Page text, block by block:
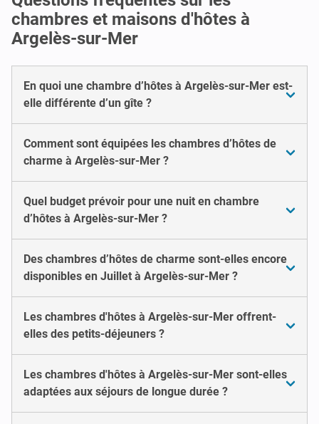
chambres et maisons d'hôtes à
Argelès-sur-Mer
En quoi une chambre d’hôtes à Argelès-sur-Mer est-
elle différente d’un gîte ?
Comment sont équipées les chambres d’hôtes de
charme à Argelès-sur-Mer ?
Quel budget prévoir pour une nuit en chambre
d’hôtes à Argelès-sur-Mer ?
Des chambres d’hôtes de charme sont-elles encore
disponibles en Juillet à Argelès-sur-Mer ?
Les chambres d'hôtes à Argelès-sur-Mer offrent-
elles des petits-déjeuners ?
Les chambres d'hôtes à Argelès-sur-Mer sont-elles
adaptées aux séjours de longue durée ?